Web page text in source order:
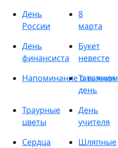
День
России
8
марта
День
финансиста
Букет
невесте
Напоминание о важном
Татьянин
день
Траурные
цветы
День
учителя
Сердца
Шляпные